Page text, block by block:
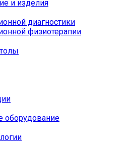
и изделия
диагностики
физиотерапии
оборудование